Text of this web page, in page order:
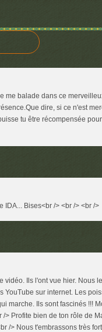
me balade dans ce
dire, si ce n'est
tu être récompensée
IDA... Bises<br /> <br /> <br />
vidéo. Ils l'ont vue hier. Nous
YouTube sur internet. Les
marche. Ils sont fascinés !!!
/> Profite bien de ton rôle de
/> Nous t'embrassons très